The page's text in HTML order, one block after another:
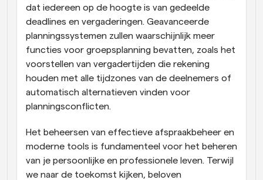
dat iedereen op de hoogte is van gedeelde
deadlines en vergaderingen. Geavanceerde
planningssystemen zullen waarschijnlijk meer
functies voor groepsplanning bevatten, zoals het
voorstellen van vergadertijden die rekening
houden met alle tijdzones van de deelnemers of
automatisch alternatieven vinden voor
planningsconflicten.
Het beheersen van effectieve afspraakbeheer en
moderne tools is fundamenteel voor het beheren
van je persoonlijke en professionele leven. Terwijl
we naar de toekomst kijken, beloven